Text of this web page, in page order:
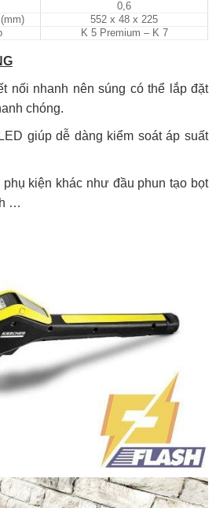
0,6
552 x 48 x 225
K 5 Premium – K 7
nối nhanh nên súng có thể lắp đặt
chóng.
giúp dễ dàng kiểm soát áp suất
kiện khác như đầu phun tạo bọt
…